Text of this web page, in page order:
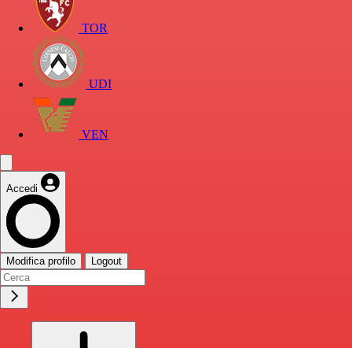
TOR
UDI
VEN
Accedi
Modifica profilo Logout